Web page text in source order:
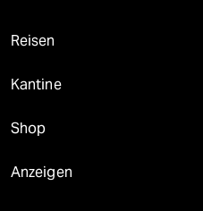
Reisen
Kantine
Shop
Anzeigen